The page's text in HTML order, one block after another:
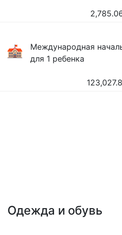
Международная
для 1 ребенка
Одежда и обувь